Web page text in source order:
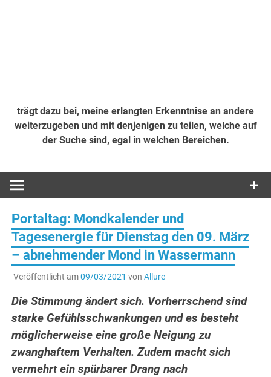
trägt dazu bei, meine erlangten Erkenntnise an andere
weiterzugeben und mit denjenigen zu teilen, welche auf
der Suche sind, egal in welchen Bereichen.
Portaltag: Mondkalender und
Tagesenergie für Dienstag den 09. März
– abnehmender Mond in Wassermann
Veröffentlicht am09/03/2021 von Allure
Die Stimmung ändert sich. Vorherrschend sind
starke Gefühlsschwankungen und es besteht
möglicherweise eine große Neigung zu
zwanghaftem Verhalten. Zudem macht sich
vermehrt ein spürbarer Drang nach